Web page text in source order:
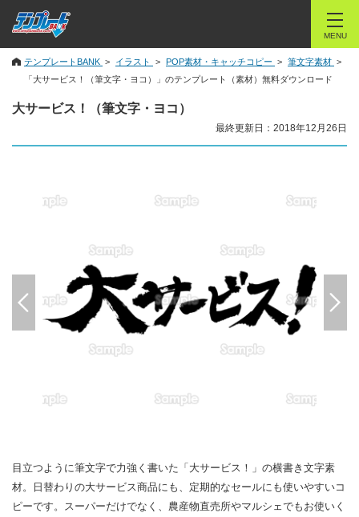
MENU
テンプレートBANK イラスト POP素材・キャッチコピー
筆文字素材
「大サービス！（筆文字・ヨコ）」のテンプレート（素材）無料ダウンロード
大サービス！（筆文字・ヨコ）
最終更新日：2018年12月26日
目立つように筆文字で力強く書いた「大サービス！」の横書き文字素
材。日替わりの大サービス商品にも、定期的なセールにも使いやすいコ
ピーです。スーパーだけでなく、農産物直売所やマルシェでもお使いく